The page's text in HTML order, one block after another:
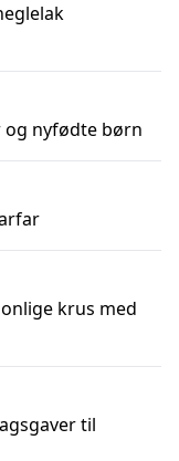
og nyfødte børn
krus med
til